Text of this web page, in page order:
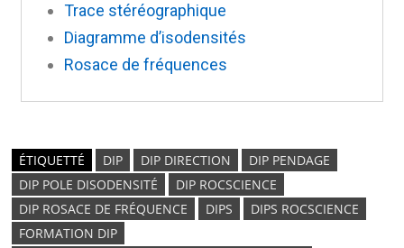
Trace stéréographique
Diagramme d’isodensités
Rosace de fréquences
ÉTIQUETTÉ DIP DIP DIRECTION
DIP PENDAGE
DIP POLE DISODENSITÉ
DIP ROCSCIENCE
DIP ROSACE DE FRÉQUENCE
DIPS
DIPS ROCSCIENCE
FORMATION DIP